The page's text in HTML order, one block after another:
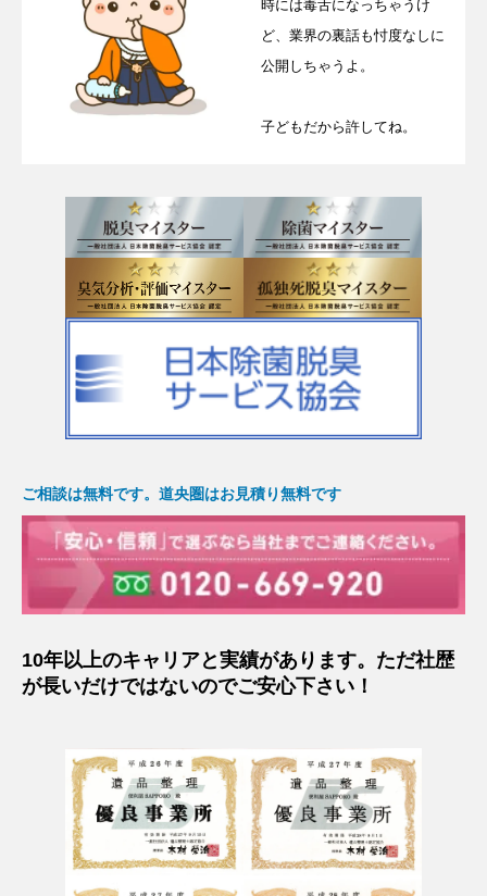
時には毒舌になっちゃうけ
ど、業界の裏話も忖度なしに
公開しちゃうよ。
子どもだから許してね。
ご相談は無料です。道央圏はお見積り無料です
10年以上のキャリアと実績があります。ただ社歴
が長いだけではないのでご安心下さい！